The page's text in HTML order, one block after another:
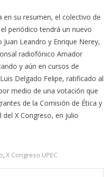
su resumen, el colectivo de
periódico tendrá un nuevo
Leandro y Enrique Nerey,
radiofónico Amador
y aún en cursos de
Delgado Felipe, ratificado al
medio de una votación que
de la Comisión de Ética y
X Congreso, en julio
X Congreso UPEC